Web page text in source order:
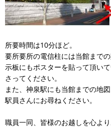
所要時間は10分ほど。
要所要所の電信柱には当館まで
示板にもポスターを貼って頂い
さってください。
また、神泉駅にも当館までの地
駅員さんにお尋ねください。
職員一同、皆様のお越しを心より